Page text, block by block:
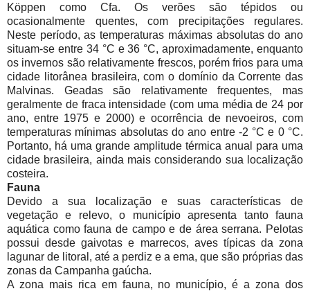
Köppen como Cfa. Os verões são tépidos ou
ocasionalmente quentes, com precipitações regulares.
Neste período, as temperaturas máximas absolutas do ano
situam-se entre 34 °C e 36 °C, aproximadamente, enquanto
os invernos são relativamente frescos, porém frios para uma
cidade litorânea brasileira, com o domínio da Corrente das
Malvinas. Geadas são relativamente frequentes, mas
geralmente de fraca intensidade (com uma média de 24 por
ano, entre 1975 e 2000) e ocorrência de nevoeiros, com
temperaturas mínimas absolutas do ano entre -2 °C e 0 °C.
Portanto, há uma grande amplitude térmica anual para uma
cidade brasileira, ainda mais considerando sua localização
costeira.
Fauna
Devido a sua localização e suas características de
vegetação e relevo, o município apresenta tanto fauna
aquática como fauna de campo e de área serrana. Pelotas
possui desde gaivotas e marrecos, aves típicas da zona
lagunar de litoral, até a perdiz e a ema, que são próprias das
zonas da Campanha gaúcha.
A zona mais rica em fauna, no município, é a zona dos